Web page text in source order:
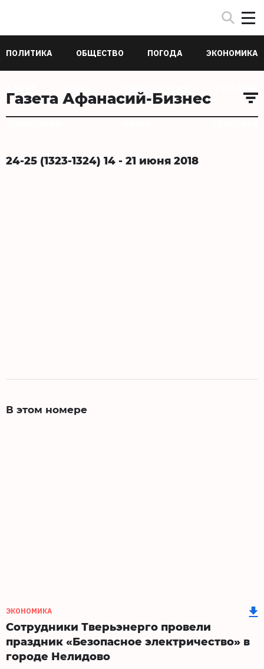
ПОЛИТИКА ОБЩЕСТВО ПОГОДА ЭКОНОМИКА
Газета Афанасий-Бизнес
24-25 (1323-1324) 14 - 21 июня 2018
В этом номере
ЭКОНОМИКА
Сотрудники Тверьэнерго провели
праздник «Безопасное электричество» в
городе Нелидово